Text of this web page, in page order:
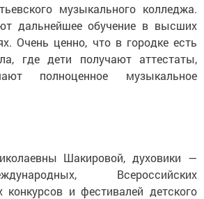
музыкального колледжа.
дальнейшее обучение в высших
Очень ценно, что в городке есть
где дети получают аттестаты,
полноценное музыкальное
Шакировой, духовики —
Всероссийских
конкурсов и фестивалей детского